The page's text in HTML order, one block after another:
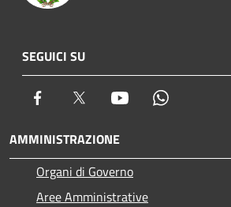
SEGUICI SU
Facebook Twitter Youtube
AMMINISTRAZIONE
Organi di Governo
Aree Amministrative